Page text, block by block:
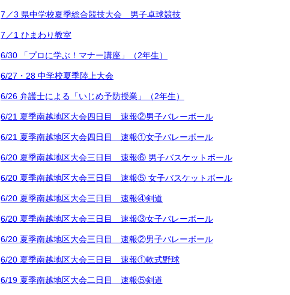
7／3 県中学校夏季総合競技大会 男子卓球競技
7／1 ひまわり教室
6/30 「プロに学ぶ！マナー講座」（2年生）
6/27・28 中学校夏季陸上大会
6/26 弁護士による「いじめ予防授業」（2年生）
6/21 夏季南越地区大会四日目 速報②男子バレーボール
6/21 夏季南越地区大会四日目 速報①女子バレーボール
6/20 夏季南越地区大会三日目 速報⑥ 男子バスケットボール
6/20 夏季南越地区大会三日目 速報⑤ 女子バスケットボール
6/20 夏季南越地区大会三日目 速報④剣道
6/20 夏季南越地区大会三日目 速報③女子バレーボール
6/20 夏季南越地区大会三日目 速報②男子バレーボール
6/20 夏季南越地区大会三日目 速報①軟式野球
6/19 夏季南越地区大会二日目 速報⑤剣道